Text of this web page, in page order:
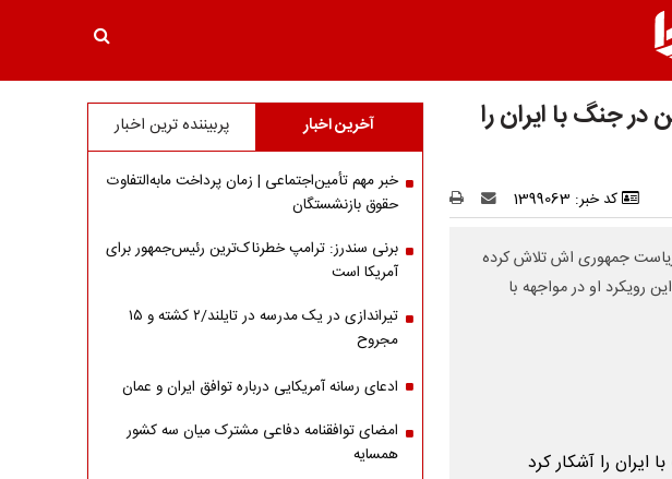
جنگ با ایران را
کد خبر: 1399063
جمهوری اش تلاش کرده
رویکرد او در مواجهه با
آخرین اخبار پربیننده ترین اخبار
خبر مهم تأمین‌اجتماعی | زمان پرداخت مابه‌التفاوت
حقوق بازنشستگان
برنی سندرز: ترامپ خطرناک‌ترین رئیس‌جمهور برای
آمریکا است
تیراندازی در یک مدرسه در تایلند/۲ کشته و ۱۵
مجروح
ادعای رسانه آمریکایی درباره توافق ایران و عمان
امضای توافقنامه دفاعی مشترک میان سه کشور
همسایه